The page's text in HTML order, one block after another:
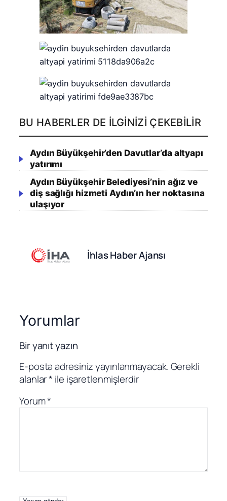
BU HABERLER DE İLGINIZI ÇEKEBILIR
Aydın Büyükşehir’den Davutlar’da altyapı
yatırımı
Aydın Büyükşehir Belediyesi’nin ağız ve
diş sağlığı hizmeti Aydın’ın her noktasına
ulaşıyor
İhlas Haber Ajansı
Yorumlar
Bir yanıt yazın
E-posta adresiniz yayınlanmayacak.Gerekli
alanlar* ile işaretlenmişlerdir
Yorum*